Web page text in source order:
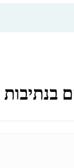
בנתיבות